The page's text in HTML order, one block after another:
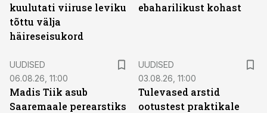
kuulutati viiruse leviku
tõttu välja
häireseisukord
ebaharilikust kohast
UUDISED
06.08.26, 11:00
Madis Tiik asub
Saaremaale perearstiks
UUDISED
03.08.26, 11:00
Tulevased arstid
ootustest praktikale